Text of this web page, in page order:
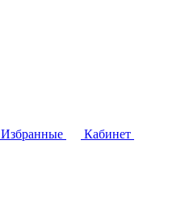
Избранные
Кабинет